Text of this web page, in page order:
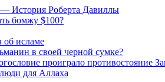
История Роберта Давиллы
бомжу $100?
об исламе
в своей черной сумке?
проиграло противостояние
для Аллаха